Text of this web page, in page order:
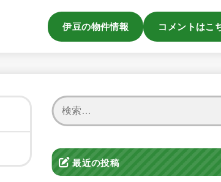
伊豆の物件情報 コメントはこ
最近の投稿